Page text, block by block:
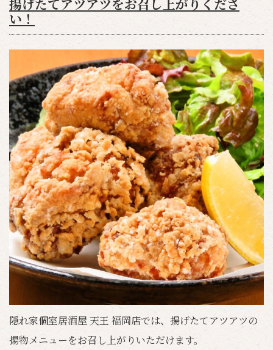
揚げたてアツアツをお召し上がりくださ
い！
隠れ家個室居酒屋 天王 福岡店では、揚げたてアツアツの
揚物メニューをお召し上がりいただけます。